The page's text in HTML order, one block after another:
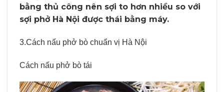
bằng thủ công nên sợi to hơn nhiều so với
sợi phở Hà Nội được thái bằng máy.
3.Cách nấu phở bò chuẩn vị Hà Nội
Cách nấu phở bò tái